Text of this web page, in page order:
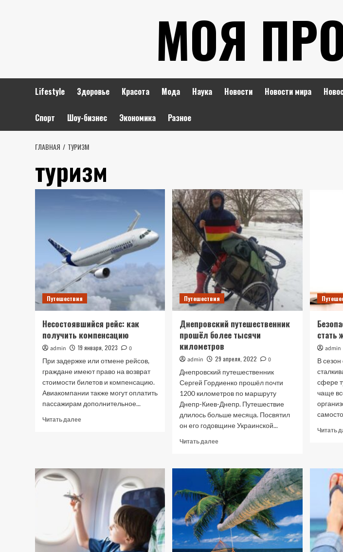
МОЯ
Lifestyle Здоровье Красота Мода Наука Новости Новости мира
Спорт Шоу-бизнес Экономика Разное
ГЛАВНАЯ ТУРИЗМ
туризм
Путешествия
Несостоявшийся рейс: как
получить компенсацию
admin 19 января, 2023
0
При задержке или отмене рейсов,
граждане имеют право на возврат
стоимости билетов и компенсацию.
Авиакомпании также могут оплатить
пассажирам дополнительное...
Читать далееПрочитать
компенсацию
Путешествия
Днепровский путешественник
прошёл более тысячи
километров
admin 29 апреля, 2022
0
Днепровский путешественник
Сергей Гордиенко прошёл почти
1200 километров по маршруту
Днепр-Киев-Днепр. Путешествие
длилось больше месяца. Посвятил
он его годовщине Украинской...
Читать далееПрочитать
Днепровский
путешественник
прошёл
более
тысячи
километров
стать
admin
В сезон
сфере
чаще
Читать